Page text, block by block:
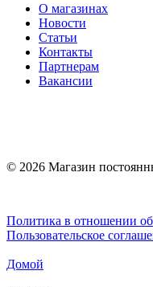
О магазинах
Новости
Статьи
Контакты
Партнерам
Вакансии
© 2026 Магазин
Политика в отношении
Пользовательское
Домой